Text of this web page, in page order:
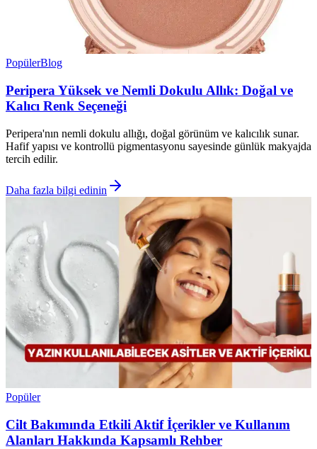
PopülerBlog
Peripera Yüksek ve Nemli Dokulu Allık: Doğal ve
Kalıcı Renk Seçeneği
Peripera'nın nemli dokulu allığı, doğal görünüm ve kalıcılık sunar.
Hafif yapısı ve kontrollü pigmentasyonu sayesinde günlük makyajda
tercih edilir.
Daha fazla bilgi edinin
Popüler
Cilt Bakımında Etkili Aktif İçerikler ve Kullanım
Alanları Hakkında Kapsamlı Rehber